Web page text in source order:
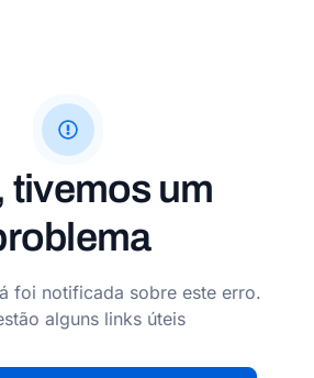
tivemos um
foi notificada sobre este erro.
alguns links úteis